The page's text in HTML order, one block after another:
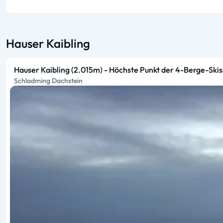
Hauser Kaibling
Hauser Kaibling (2.015m) - Höchste Punkt der 4-Berge-
Schladming Dachstein